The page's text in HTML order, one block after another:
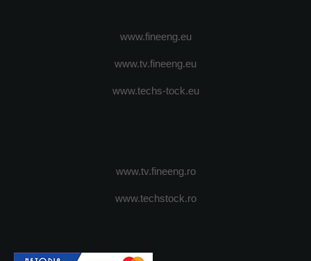
www.fineeng.eu
www.tv.fineeng.eu
www.techs-tock.eu
www.tv.fineeng.ro
www.techstock.ro